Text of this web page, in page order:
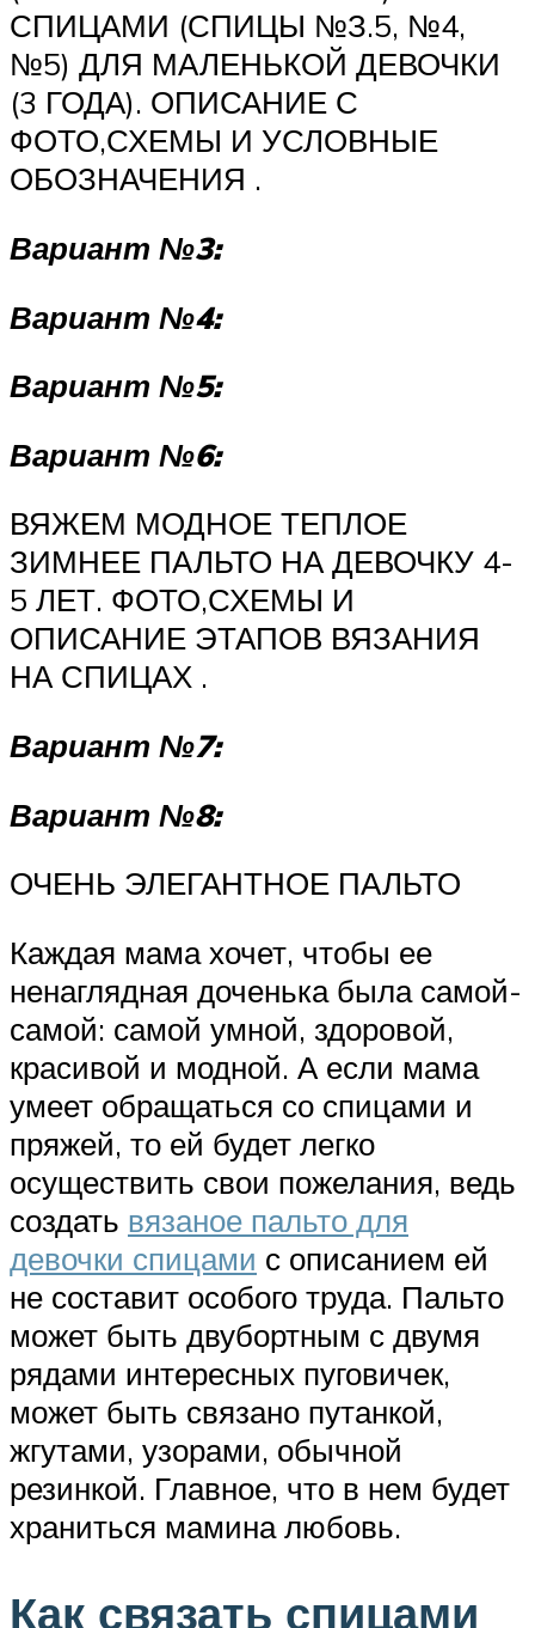
СПИЦАМИ (СПИЦЫ №З.5, №4,
№5) ДЛЯ МАЛЕНЬКОЙ ДЕВОЧКИ
(3 ГОДА). ОПИСАНИЕ С
ФОТО,СХЕМЫ И УСЛОВНЫЕ
ОБОЗНАЧЕНИЯ .
Вариант №3:
Вариант №4:
Вариант №5:
Вариант №6:
ВЯЖЕМ МОДНОЕ ТЕПЛОЕ
ЗИМНЕЕ ПАЛЬТО НА ДЕВОЧКУ 4-
5 ЛЕТ. ФОТО,СХЕМЫ И
ОПИСАНИЕ ЭТАПОВ ВЯЗАНИЯ
НА СПИЦАХ .
Вариант №7:
Вариант №8:
ОЧЕНЬ ЭЛЕГАНТНОЕ ПАЛЬТО
Каждая мама хочет, чтобы ее
ненаглядная доченька была самой-
самой: самой умной, здоровой,
красивой и модной. А если мама
умеет обращаться со спицами и
пряжей, то ей будет легко
осуществить свои пожелания, ведь
создать вязаное пальто для
девочки спицами с описанием ей
не составит особого труда. Пальто
может быть двубортным с двумя
рядами интересных пуговичек,
может быть связано путанкой,
жгутами, узорами, обычной
резинкой. Главное, что в нем будет
храниться мамина любовь.
Как связать спицами